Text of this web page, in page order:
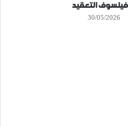
فيلسوف التعقيد
30/05/2026